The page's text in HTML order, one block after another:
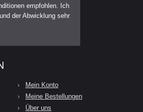
empfohlen. Ich
der Abwicklung sehr
Mein Konto
Meine Bestellungen
Über uns